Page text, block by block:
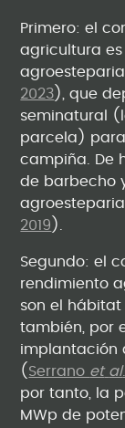
Primero: el
agricultura
2023 ), que
seminatural
parcela)
campiña. De
de barbecho
2019 ).
Segundo: el
rendimiento
son el
también, por
implantación
( Serrano et al
por tanto, la
MWp de